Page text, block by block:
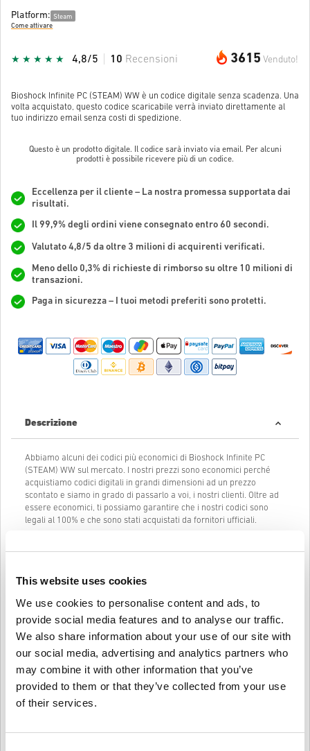
This website uses cookies
We use cookies to personalise content and ads, to
provide social media features and to analyse our traffic.
We also share information about your use of our site with
our social media, advertising and analytics partners who
may combine it with other information that you’ve
provided to them or that they’ve collected from your use
of their services.
Platform: Steam
Come attivare
3615 Venduto!
4,8/5 10 Recensioni
Bioshock Infinite PC (STEAM) WW è un codice digitale senza scadenza. Una
volta acquistato, questo codice scaricabile verrà inviato direttamente al
tuo indirizzo email senza costi di spedizione.
Questo è un prodotto digitale. Il codice sarà inviato via email. Per alcuni
prodotti è possibile ricevere più di un codice.
Eccellenza per il cliente – La nostra promessa supportata dai
risultati.
Il 99,9% degli ordini viene consegnato entro 60 secondi.
Valutato 4,8/5 da oltre 3 milioni di acquirenti verificati.
Meno dello 0,3% di richieste di rimborso su oltre 10 milioni di
transazioni.
Paga in sicurezza – I tuoi metodi preferiti sono protetti.
Descrizione
Abbiamo alcuni dei codici più economici di Bioshock Infinite PC
(STEAM) WW sul mercato. I nostri prezzi sono economici perché
acquistiamo codici digitali in grandi dimensioni ad un prezzo
scontato e siamo in grado di passarlo a voi, i nostri clienti. Oltre ad
essere economici, ti possiamo garantire che i nostri codici sono
legali al 100% e che sono stati acquistati da fornitori ufficiali.
Infinite PC (STEAM) WW istantaneamente e direttamente al tuo
La nostra Live Chat (24/7) e il nostro eccellente supporto clienti
sono sempre disponibili in caso ci fossero problemi o domande
riguardo al codice di Bioshock Infinite PC (STEAM) WW.
Il nostro sistema di acquisto facile che comprende solo 3 passaggi
non contiene alcun modulo fastidioso o questionario da compilare e
richiede solamente un indirizzo email e un metodo di pagamento
valido, così da rendere il processo di acquisto di Bioshock Infinite
PC (STEAM) WW da livecards.net veloce e facile.